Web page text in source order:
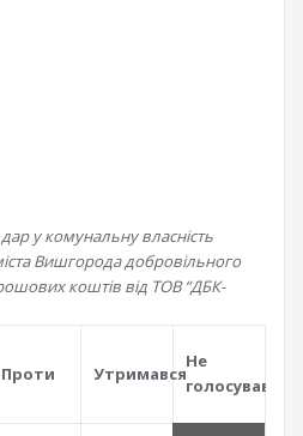
у комунальну власність
Вишгорода добровільного
коштів від ТОВ “ДБК-
Проти Утримався
Не
голосував